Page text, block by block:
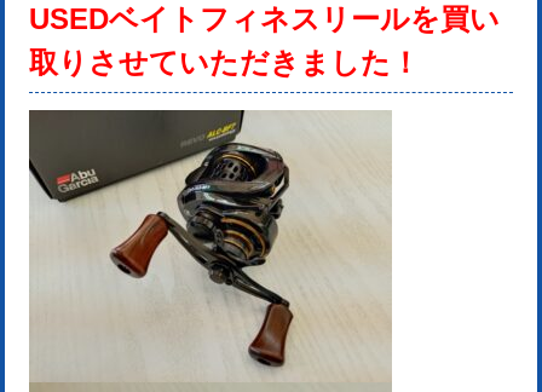
USEDベイトフィネスリールを買い
取りさせていただきました！